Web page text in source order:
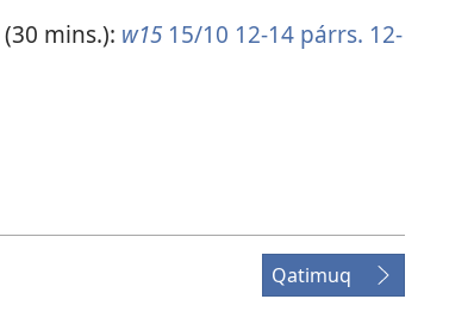
(30 mins.): w15 15/10 12-14 párrs. 12-
Qatimuq